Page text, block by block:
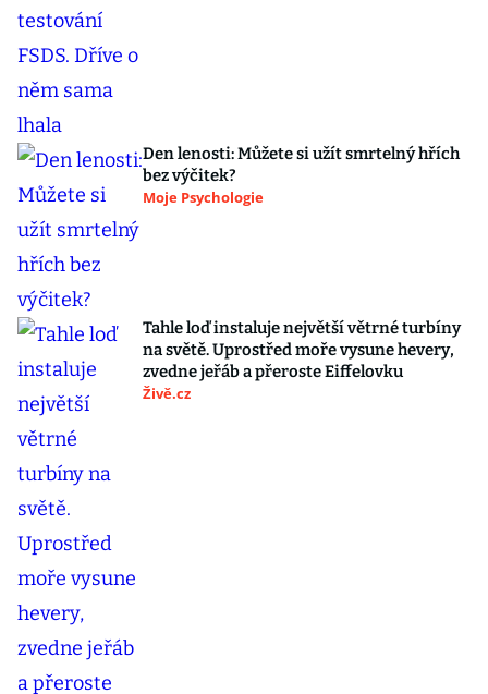
Den lenosti: Můžete si užít smrtelný hřích
bez výčitek?
Moje Psychologie
Tahle loď instaluje největší větrné turbíny
na světě. Uprostřed moře vysune hevery,
zvedne jeřáb a přeroste Eiffelovku
Živě.cz